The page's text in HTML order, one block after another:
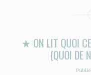
★ ON LIT QUOI
{QUOI DE